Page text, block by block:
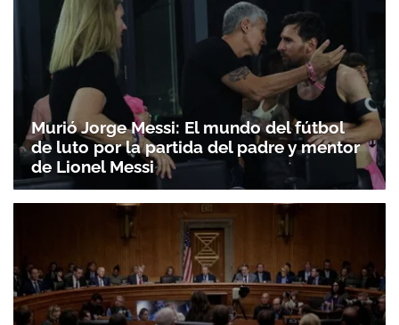
Murió Jorge Messi: El mundo del fútbol
de luto por la partida del padre y mentor
de Lionel Messi